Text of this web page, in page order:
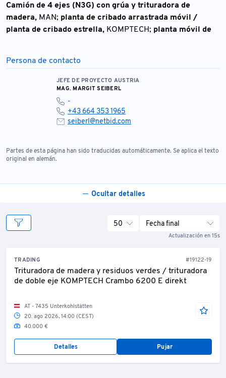
Camión de 4 ejes (N3G) con grúa y trituradora de
madera, MAN; planta de cribado arrastrada móvil /
planta de cribado estrella, KOMPTECH; planta móvil de
planta de reciclaje transportable,KOMPTECH;4
generadores de energía de emergencia,
GENERATORS;2 manipuladores de materiales sobre
LIEBHERR
Persona de contacto
JEFE DE PROYECTO AUSTRIA
MAG. MARGIT SEIBERL
-
+43 664 353 1965
seiberl@netbid.com
Partes de esta página han sido traducidas automáticamente. Se aplica el texto
original en alemán.
Ocultar detalles
Actualización en 15s
50 Fecha final
TRADING #19122-19
Trituradora de madera y residuos verdes / trituradora
de doble eje KOMPTECH Crambo 6200 E direkt
AT - 7435 Unterkohlstätten
20. ago 2026, 14:00 (CEST)
40.000 €
Detalles Pujar